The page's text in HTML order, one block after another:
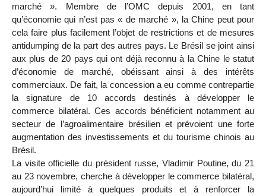
marché ». Membre de l’OMC depuis 2001, en tant
qu’économie qui n’est pas « de marché », la Chine peut pour
cela faire plus facilement l’objet de restrictions et de mesures
antidumping de la part des autres pays. Le Brésil se joint ainsi
aux plus de 20 pays qui ont déjà reconnu à la Chine le statut
d’économie de marché, obéissant ainsi à des intérêts
commerciaux. De fait, la concession a eu comme contrepartie
la signature de 10 accords destinés à développer le
commerce bilatéral. Ces accords bénéficient notamment au
secteur de l’agroalimentaire brésilien et prévoient une forte
augmentation des investissements et du tourisme chinois au
Brésil.
La visite officielle du président russe, Vladimir Poutine, du 21
au 23 novembre, cherche à développer le commerce bilatéral,
aujourd’hui limité à quelques produits et à renforcer la